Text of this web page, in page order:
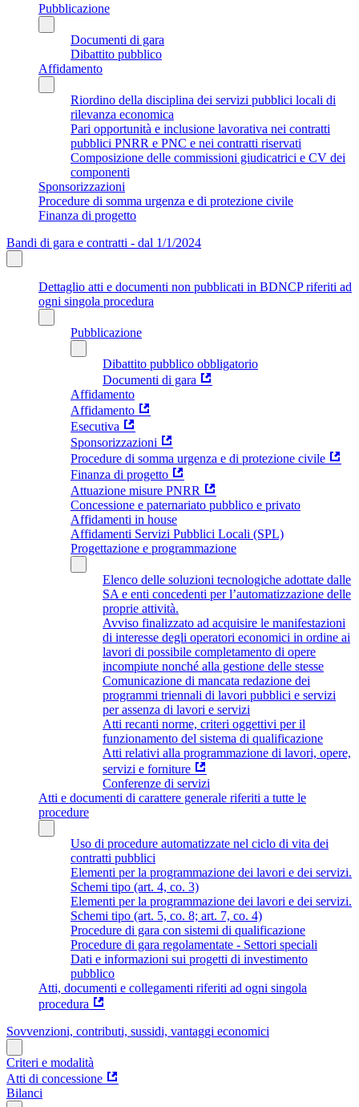
Pubblicazione
Documenti di gara
Dibattito pubblico
Affidamento
Riordino della disciplina dei servizi pubblici locali di
rilevanza economica
Pari opportunità e inclusione lavorativa nei contratti
pubblici PNRR e PNC e nei contratti riservati
Composizione delle commissioni giudicatrici e CV dei
componenti
Sponsorizzazioni
Procedure di somma urgenza e di protezione civile
Finanza di progetto
Bandi di gara e contratti - dal 1/1/2024
Dettaglio atti e documenti non pubblicati in BDNCP riferiti ad
ogni singola procedura
Pubblicazione
Dibattito pubblico obbligatorio
Documenti di gara
Affidamento
Affidamento
Esecutiva
Sponsorizzazioni
Procedure di somma urgenza e di protezione civile
Finanza di progetto
Attuazione misure PNRR
Concessione e paternariato pubblico e privato
Affidamenti in house
Affidamenti Servizi Pubblici Locali (SPL)
Progettazione e programmazione
Elenco delle soluzioni tecnologiche adottate dalle
SA e enti concedenti per l’automatizzazione delle
proprie attività.
Avviso finalizzato ad acquisire le manifestazioni
di interesse degli operatori economici in ordine ai
lavori di possibile completamento di opere
incompiute nonché alla gestione delle stesse
Comunicazione di mancata redazione dei
programmi triennali di lavori pubblici e servizi
per assenza di lavori e servizi
Atti recanti norme, criteri oggettivi per il
funzionamento del sistema di qualificazione
Atti relativi alla programmazione di lavori, opere,
servizi e forniture
Conferenze di servizi
Atti e documenti di carattere generale riferiti a tutte le
procedure
Uso di procedure automatizzate nel ciclo di vita dei
contratti pubblici
Elementi per la programmazione dei lavori e dei servizi.
Schemi tipo (art. 4, co. 3)
Elementi per la programmazione dei lavori e dei servizi.
Schemi tipo (art. 5, co. 8; art. 7, co. 4)
Procedure di gara con sistemi di qualificazione
Procedure di gara regolamentate - Settori speciali
Dati e informazioni sui progetti di investimento
pubblico
Atti, documenti e collegamenti riferiti ad ogni singola
procedura
Sovvenzioni, contributi, sussidi, vantaggi economici
Criteri e modalità
Atti di concessione
Bilanci